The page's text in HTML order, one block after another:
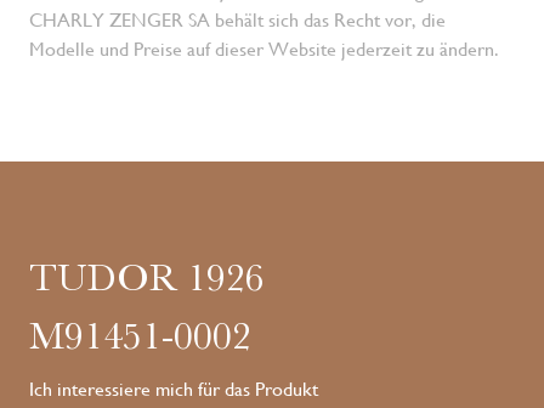
CHARLY ZENGER SA behält sich das Recht vor, die
Modelle und Preise auf dieser Website jederzeit zu ändern.
TUDOR 1926
M91451-0002
Ich interessiere mich für das Produkt